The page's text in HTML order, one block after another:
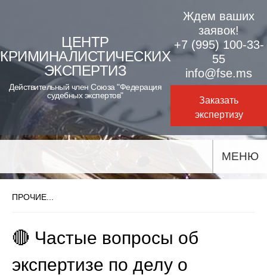
content
ЦЕНТР
КРИМИНАЛИСТИЧЕСКИХ
ЭКСПЕРТИЗ
Действительный член Союза "Федерация
судебных экспертов"
Ждем ваших
заявок!
+7 (995) 100-33-
55
info@fse.ms
Заказать
экспертизу
МЕНЮ
ПРОЧИЕ...
🔴 Частые вопросы об
экспертизе по делу о